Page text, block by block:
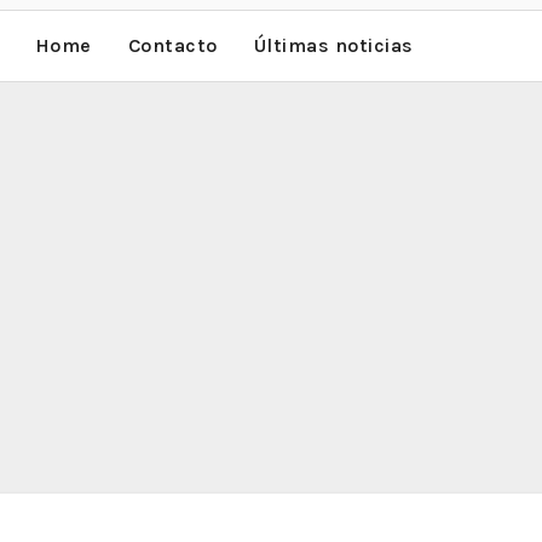
Home Contacto Últimas noticias